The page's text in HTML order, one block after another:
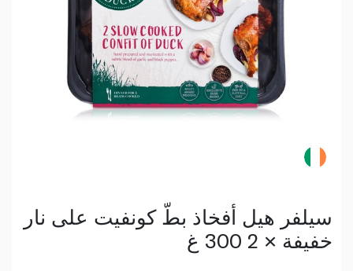
سيلفر هيل أفخاذ بطّ كونفيت على نار
خفيفة × 2 300 غ